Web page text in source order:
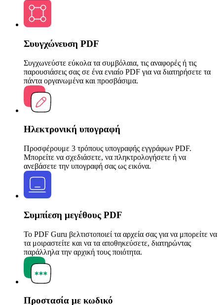
Συυγχώνευση PDF
Συγχωνεύστε εύκολα τα συμβόλαια, τις αναφορές ή τις
παρουσιάσεις σας σε ένα ενιαίο PDF για να διατηρήσετε τα
πάντα οργανωμένα και προσβάσιμα.
Ηλεκτρονική υπογραφή
Προσφέρουμε 3 τρόπους υπογραφής εγγράφων PDF.
Μπορείτε να σχεδιάσετε, να πληκτρολογήσετε ή να
ανεβάσετε την υπογραφή σας ως εικόνα.
Συμπίεση μεγέθους PDF
Το PDF Guru βελτιστοποιεί τα αρχεία σας για να μπορείτε να
τα μοιραστείτε και να τα αποθηκεύσετε, διατηρώντας
παράλληλα την αρχική τους ποιότητα.
Προστασία με κωδικό